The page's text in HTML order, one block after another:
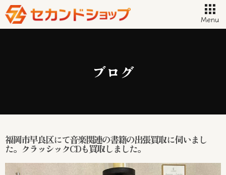
Menu
ブログ
福岡市早良区にて音楽関連の書籍の出張買取に伺いまし
た。クラッシックCDも買取しました。